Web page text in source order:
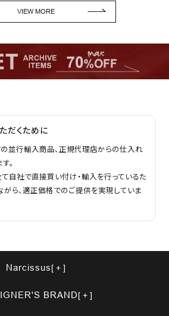
VIEW MORE
だくために
の並行輸入商品、正規代理店からの仕入れ
。
て自社で直接買い付け・輸入を行っているた
がら、適正価格でのご提供を実現していま
Narcissus
BRAND